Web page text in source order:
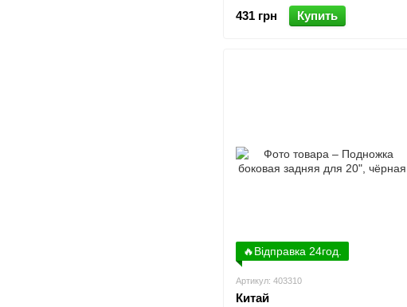
431 грн Купить
🔥Відправка 24год.
Артикул: 403310
Китай